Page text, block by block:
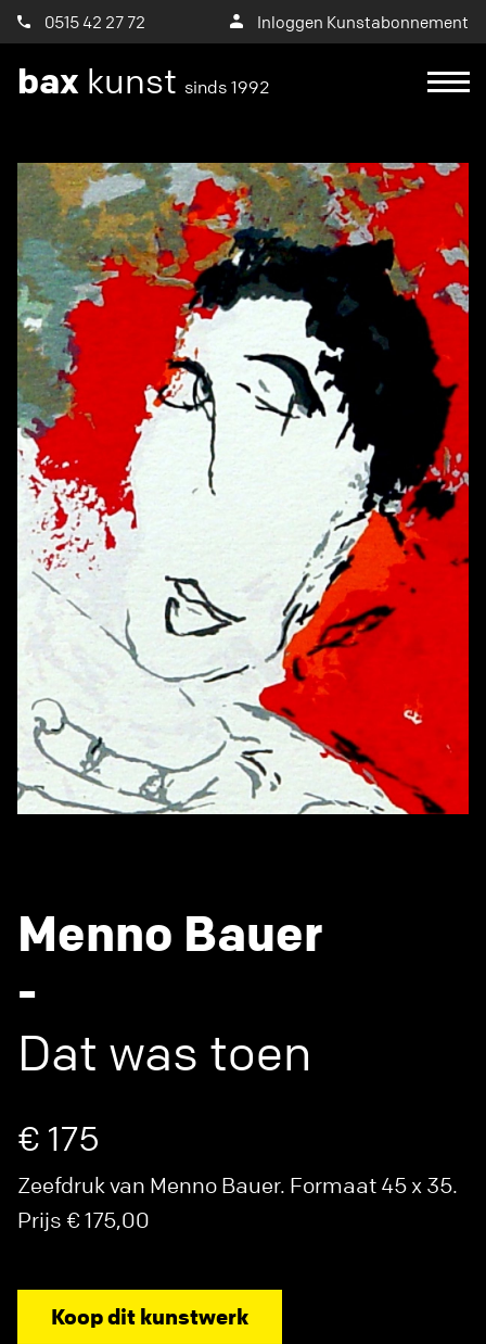
0515 42 27 72 Inloggen Kunstabonnement
bax kunst sinds 1992
Menno Bauer
-
Dat was toen
€ 175
Zeefdruk van Menno Bauer. Formaat 45 x 35.
Prijs € 175,00
Koop dit kunstwerk